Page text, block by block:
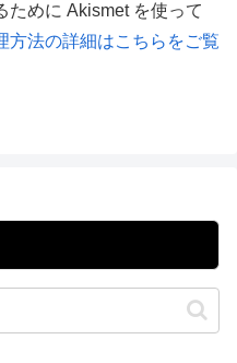
ために Akismet を使って
方法の詳細はこちらをご覧